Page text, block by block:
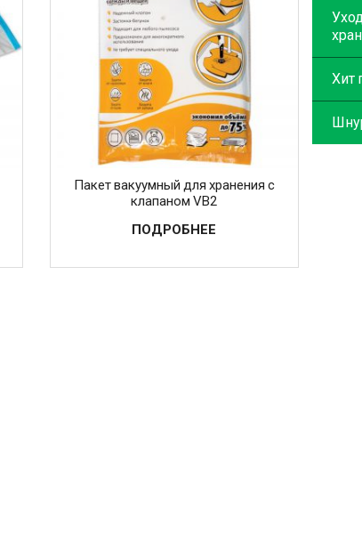
Пакет вакуумный для хранения с
клапаном VB2
ПОДРОБНЕЕ
Хит